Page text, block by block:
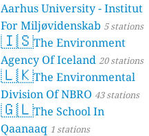
Aarhus University - Institut
For Miljøvidenskab 5 stations
🇮🇸The Environment
Agency Of Iceland 20 stations
🇱🇰The Environmental
Division Of NBRO 43 stations
🇬🇱The School In
Qaanaaq 1 stations